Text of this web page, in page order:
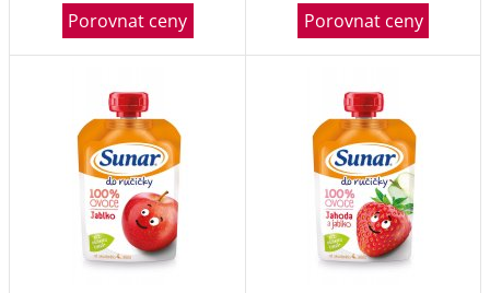
Porovnat ceny Porovnat ceny